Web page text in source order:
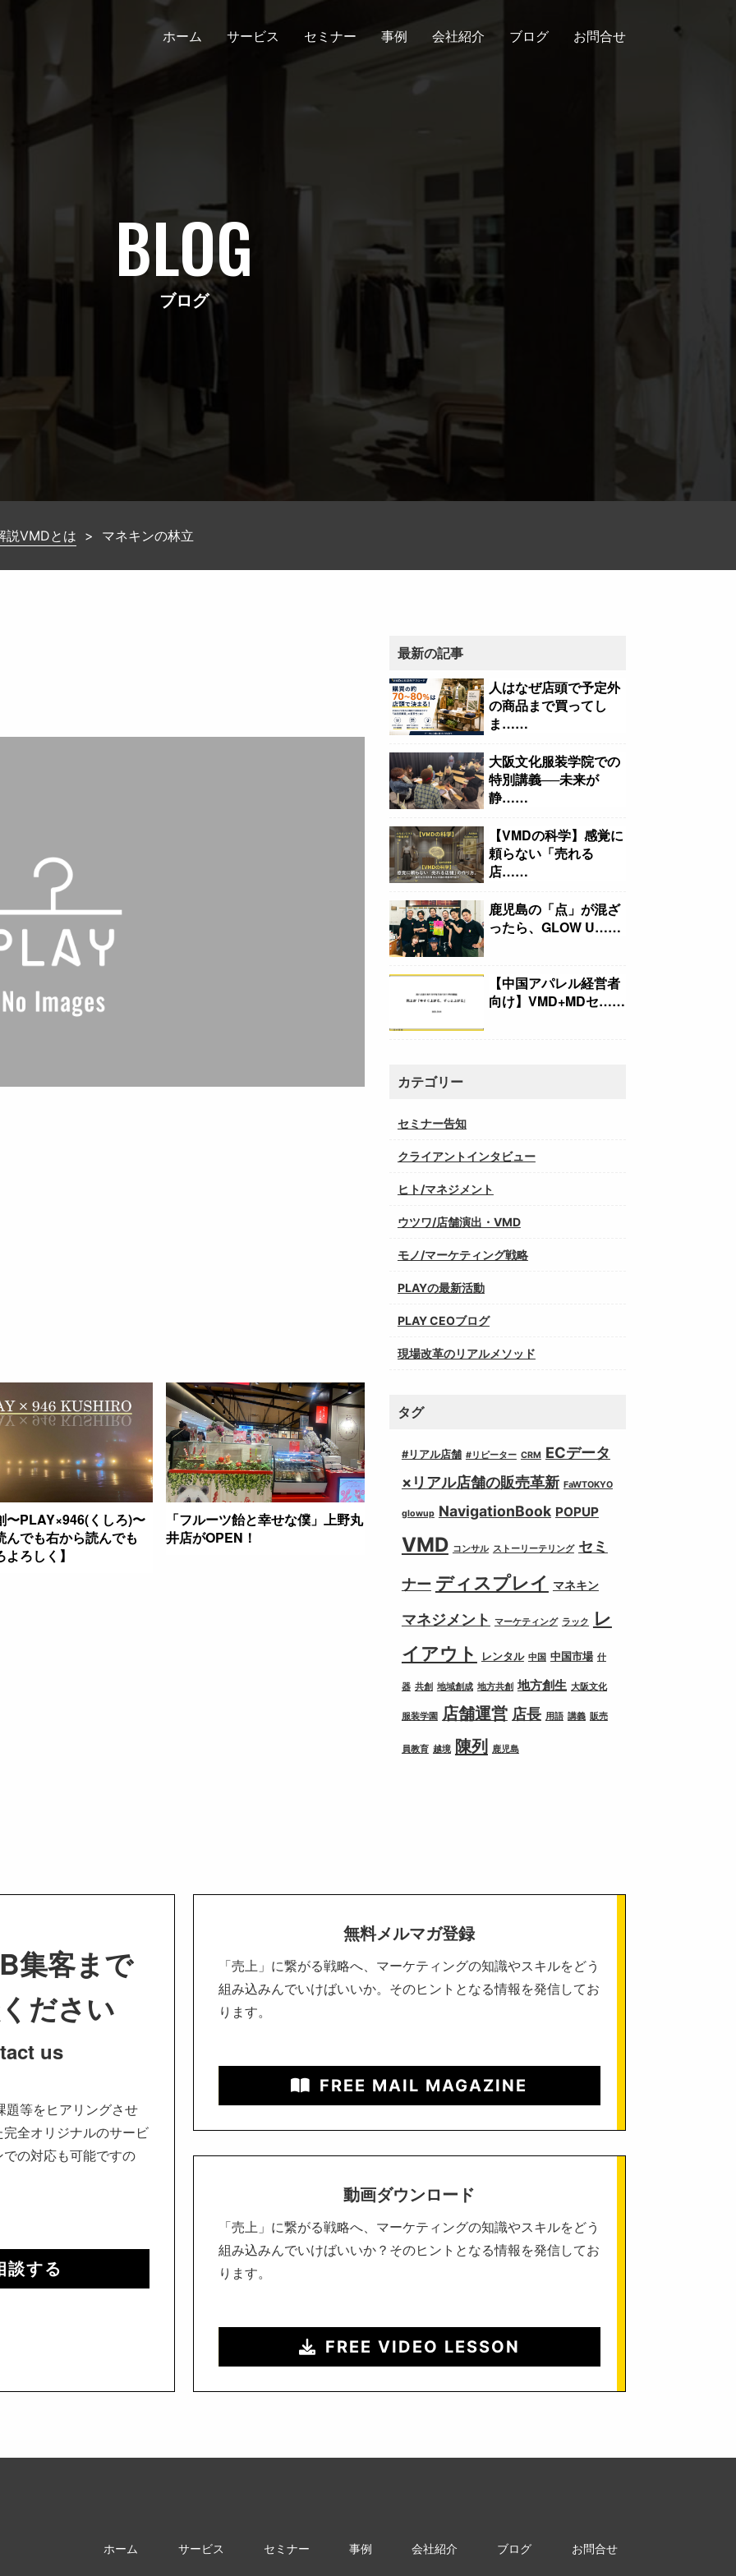
ホーム サービス セミナー 事例 会社紹介 ブログ お問合せ
BLOG
ブログ
説VMDとは > マネキンの林立
〜PLAY×946(くしろ)〜
んでも右から読んでも
ろしく】
「フルーツ飴と幸せな僕」上野丸
井店がOPEN！
最新の記事
人はなぜ店頭で予定外
の商品まで買ってし
ま……
大阪文化服装学院での
特別講義──未来が
静……
【VMDの科学】感覚に
頼らない「売れる
店……
鹿児島の「点」が混ざ
ったら、GLOW U……
【中国アパレル経営者
向け】VMD+MDセ……
カテゴリー
セミナー告知
クライアントインタビュー
ヒト/マネジメント
ウツワ/店舗演出・VMD
モノ/マーケティング戦略
PLAYの最新活動
PLAY CEOブログ
現場改革のリアルメソッド
タグ
#リアル店舗 #リピーター CRM ECデータ
×リアル店舗の販売革新 FaWTOKYO
glowup NavigationBook POPUP
VMD コンサル ストーリーテリング セミ
ナー ディスプレイ マネキン
マネジメント マーケティング ラック
レ
イアウト
レンタル 中国 中国市場 什
器 共創 地域創成 地方共創 地方創生 大阪文化
服装学園 店舗運営 店長 用語 講義 販売
員教育 越境 陳列 鹿児島
集客まで
ださい
us
題等をヒアリングさせ
全オリジナルのサービ
の対応も可能ですの
談する
無料メルマガ登録
「売上」に繋がる戦略へ、マーケティングの知識やスキルをどう
組み込みんでいけばいいか。そのヒントとなる情報を発信してお
ります。
FREE MAIL MAGAZINE
動画ダウンロード
「売上」に繋がる戦略へ、マーケティングの知識やスキルをどう
組み込みんでいけばいいか？そのヒントとなる情報を発信してお
ります。
FREE VIDEO LESSON
ホーム サービス セミナー 事例 会社紹介 ブログ お問合せ